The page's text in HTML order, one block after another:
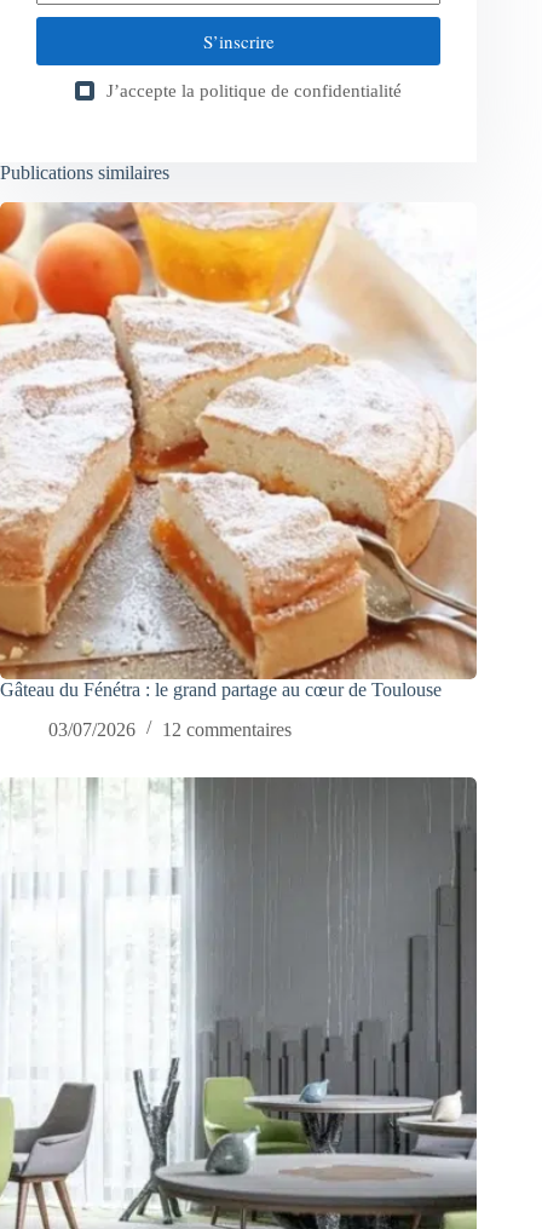
S’inscrire
J’accepte la politique de confidentialité
Publications similaires
Gâteau du Fénétra : le grand partage au cœur de Toulouse
03/07/2026
12 commentaires